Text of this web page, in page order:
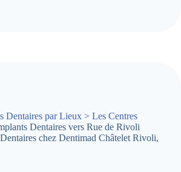
Dentaires par Lieux > Les Centres
Dentaires vers Rue de Rivoli
chez Dentimad Châtelet Rivoli,